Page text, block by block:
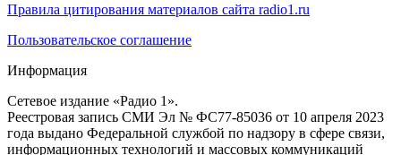
Правила цитирования материалов сайта radio1.ru
Пользовательское соглашение
Информация
Сетевое издание «Радио 1».
Реестровая запись СМИ Эл № ФС77-85036 от 10 апреля 2023
года выдано Федеральной службой по надзору в сфере связи,
информационных технологий и массовых коммуникаций